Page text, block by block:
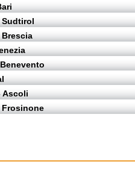
Sudtirol
Brescia
Ascoli
Frosinone